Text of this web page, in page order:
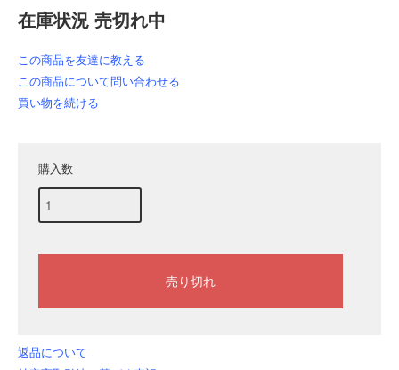
在庫状況 売切れ中
この商品を友達に教える
この商品について問い合わせる
買い物を続ける
購入数
返品について